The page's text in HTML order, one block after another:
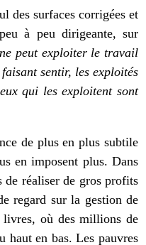
des surfaces corrigées et
à peu dirigeante, sur
peut exploiter le travail
sentir, les exploités
qui les exploitent sont
de plus en plus subtile
en imposent plus. Dans
de réaliser de gros profits
regard sur la gestion de
livres, où des millions de
haut en bas. Les pauvres